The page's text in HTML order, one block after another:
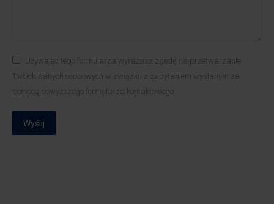
Używając tego formularza wyrażasz zgodę na przetwarzanie
Twoich danych osobowych w związku z zapytaniem wysłanym za
pomocą powyższego formularza kontaktowego
Wyślij